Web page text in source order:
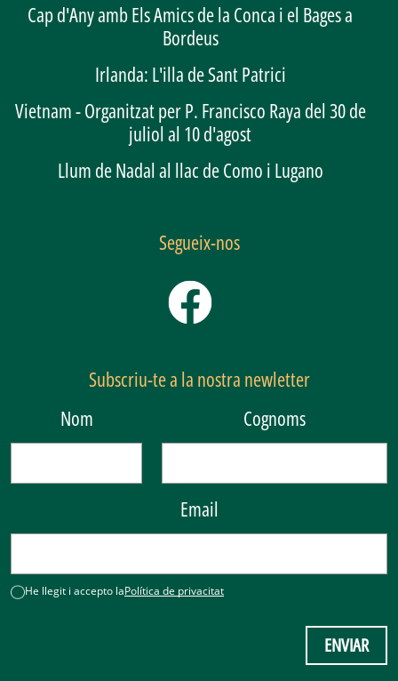
Cap d'Any amb Els Amics de la Conca i el Bages a
Bordeus
Irlanda: L'illa de Sant Patrici
Vietnam - Organitzat per P. Francisco Raya del 30 de
juliol al 10 d'agost
Llum de Nadal al llac de Como i Lugano
Segueix-nos
Subscriu-te a la nostra newletter
Nom
Cognoms
Email
He llegit i accepto laPolítica de privacitat
ENVIAR